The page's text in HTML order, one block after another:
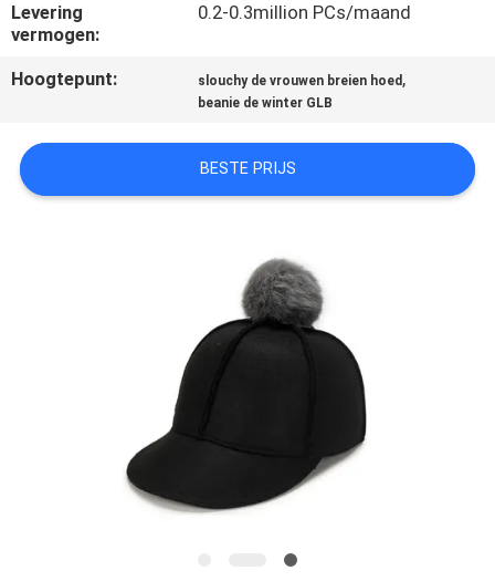
SITEMAP
PRIVACY
POLICY
Levering
vermogen:
0.2-0.3million PCs/maand
Hoogtepunt: slouchy de vrouwen breien hoed ,
beanie de winter GLB
BESTE PRIJS